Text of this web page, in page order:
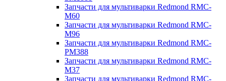
Запчасти для мультиварки Redmond RMC-
M60
Запчасти для мультиварки Redmond RMC-
M96
Запчасти для мультиварки Redmond RMC-
PM388
Запчасти для мультиварки Redmond RMC-
M37
Запчасти для мультиварки Redmond RMC-